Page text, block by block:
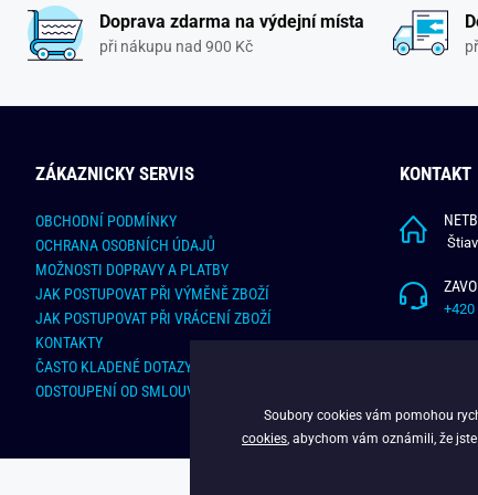
Doprava zdarma na výdejní místa
při nákupu nad 900 Kč
ZÁKAZNICKY SERVIS
OBCHODNÍ PODMÍNKY
OCHRANA OSOBNÍCH ÚDAJŮ
MOŽNOSTI DOPRAVY A PLATBY
JAK POSTUPOVAT PŘI VÝMĚNĚ ZBOŽÍ
JAK POSTUPOVAT PŘI VRÁCENÍ ZBOŽÍ
KONTAKTY
ČASTO KLADENÉ DOTAZY
ODSTOUPENÍ OD SMLOUVY - ONLINE FORMULÁŘ
KONTAKT
+420
Soubory cookies vám pomohou
cookies , abychom vám oznámili, že